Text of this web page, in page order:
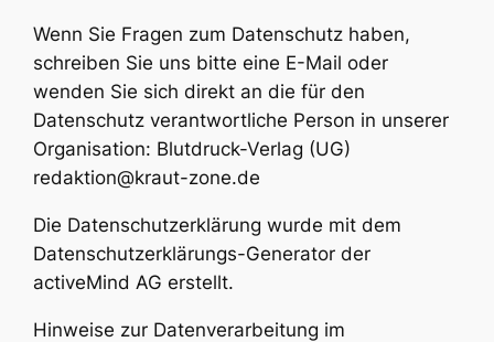
Wenn Sie Fragen zum Datenschutz haben,
schreiben Sie uns bitte eine E-Mail oder
wenden Sie sich direkt an die für den
Datenschutz verantwortliche Person in unserer
Organisation: Blutdruck-Verlag (UG)
redaktion@kraut-zone.de
Die Datenschutzerklärung wurde mit dem
Datenschutzerklärungs-Generator der
activeMind AG erstellt.
Hinweise zur Datenverarbeitung im